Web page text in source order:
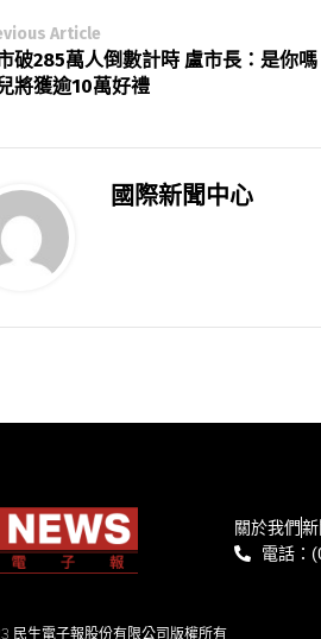
Article
破285萬人倒數計時 盧市長：是你
將獲逾10萬好禮
國際新聞中心
關於我們
電話：
民生電子報股份有限公司版權所有